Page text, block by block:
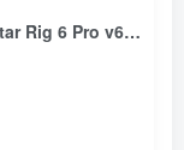
专业吉他效果器 Native Instruments Guitar Rig 6 Pro v6.2.4 CE WIN